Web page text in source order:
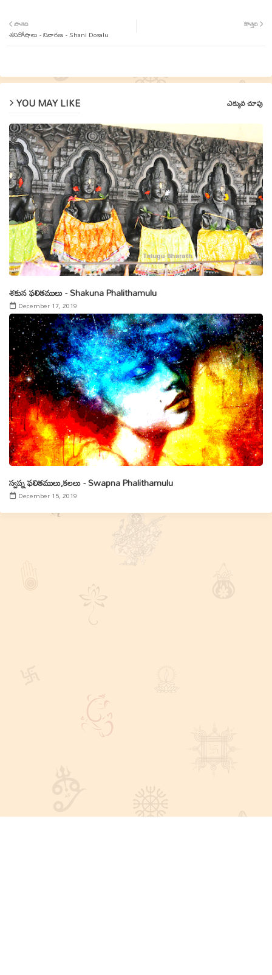
ter
కొత్తది
పాతది
శనిదోషాలు - నివారణ - Shani Dosalu
YOU MAY LIKE ఎక్కువ చూపు
శకున ఫలితములు - Shakuna Phalithamulu
December 17, 2019
స్వప్న ఫలితములు,కలలు - Swapna Phalithamulu
December 15, 2019